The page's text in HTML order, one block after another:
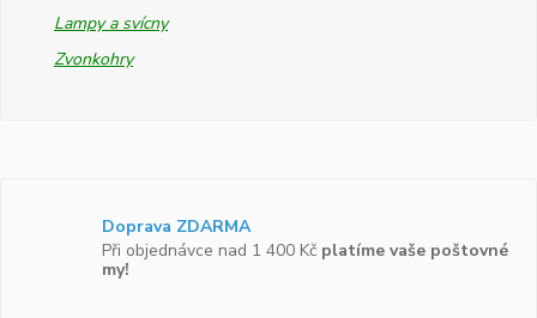
Lampy a svícny
Zvonkohry
Doprava ZDARMA
Při objednávce nad 1 400 Kč platíme vaše poštovné
my!